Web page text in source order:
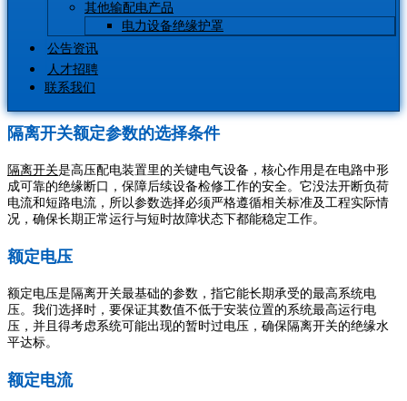
其他输配电产品
电力设备绝缘护罩
公告资讯
人才招聘
联系我们
隔离开关额定参数的选择条件
隔离开关是高压配电装置里的关键电气设备，核心作用是在电路中形
成可靠的绝缘断口，保障后续设备检修工作的安全。它没法开断负荷
电流和短路电流，所以参数选择必须严格遵循相关标准及工程实际情
况，确保长期正常运行与短时故障状态下都能稳定工作。
额定电压
额定电压是隔离开关最基础的参数，指它能长期承受的最高系统电
压。我们选择时，要保证其数值不低于安装位置的系统最高运行电
压，并且得考虑系统可能出现的暂时过电压，确保隔离开关的绝缘水
平达标。
额定电流